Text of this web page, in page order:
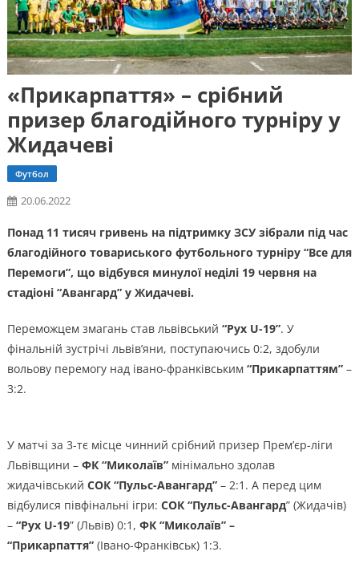
«Прикарпаття» – срібний
призер благодійного турніру у
Жидачеві
Футбол
20.06.2022
Понад 11 тисяч гривень на підтримку ЗСУ зібрали під час
благодійного товариського футбольного турніру “Все для
Перемоги”, що відбувся минулої неділі 19 червня на
стадіоні “Авангард” у Жидачеві.
Переможцем змагань став львівський “Рух U-19”. У
фінальній зустрічі львів’яни, поступаючись 0:2, здобули
вольову перемогу над івано-франківським “Прикарпаттям”–
3:2.
У матчі за 3-тє місце чинний срібний призер Прем’єр-ліги
Львівщини – ФК “Миколаїв”мінімально здолав
жидачівський СОК “Пульс-Авангард”– 2:1. А перед цим
відбулися півфінальні ігри: СОК “Пульс-Авангард” (Жидачів)
–“Рух U-19” (Львів) 0:1, ФК “Миколаїв” –
“Прикарпаття” (Івано-Франківськ) 1:3.